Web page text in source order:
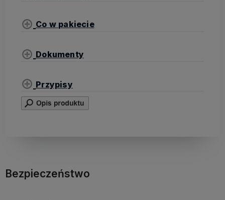
Co w pakiecie
Dokumenty
Przypisy
Bezpieczeństwo